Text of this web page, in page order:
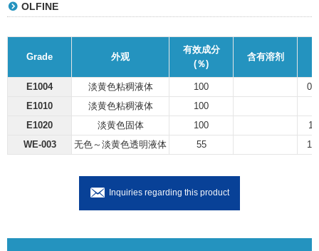
OLFINE
Grade 外观
有效成分
(％)
含有溶剂
E1004 淡黄色粘稠液体 100
E1010
淡黄色粘稠液体
100
E1020
淡黄色固体 100
WE-003
无色～淡黄色透明液体 55
Inquiries regarding this product